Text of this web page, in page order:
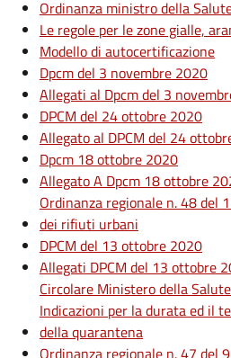
Ordinanza ministro della
Le regole per le zone gialle,
Modello di autocertificazione
Dpcm del 3 novembre 2020
Allegati al Dpcm del 3
DPCM del 24 ottobre 2020
Allegato al DPCM del 24
Dpcm 18 ottobre 2020
Allegato A Dpcm 18 ottobre
Ordinanza regionale n. 48 del
dei rifiuti urbani
DPCM del 13 ottobre 2020
Allegati DPCM del 13 ottobre
Circolare Ministero della
Indicazioni per la durata ed il
della quarantena
Ordinanza regionale n. 47 del